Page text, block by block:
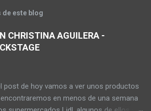
de este blog
CHRISTINA AGUILERA -
post de hoy vamos a ver unos productos
en menos de una semana